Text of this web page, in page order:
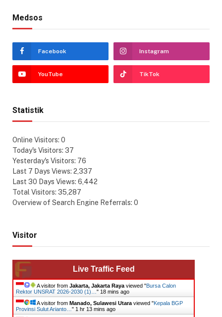
Medsos
Facebook Instagram
YouTube TikTok
Statistik
Online Visitors: 0
Today's Visitors: 37
Yesterday's Visitors: 76
Last 7 Days Views: 2,337
Last 30 Days Views: 6,442
Total Visitors: 35,287
Overview of Search Engine Referrals: 0
Visitor
Live Traffic Feed
A visitor from Jakarta, Jakarta Raya viewed "Bursa Calon
Rektor UNSRAT 2026-2030 (1)… " 18 mins ago
A visitor from Manado, Sulawesi Utara viewed "Kepala BGP
Provinsi Sulut Arianto… " 1 hr 14 mins ago